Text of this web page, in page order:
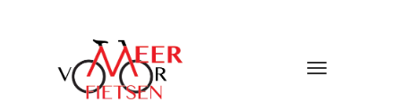
Toggle